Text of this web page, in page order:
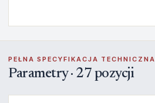
PEŁNA SPECYFIKACJA TECHNICZNA
Parametry · 27 pozycji